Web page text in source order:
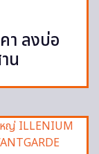
า ลงบ่อ
น